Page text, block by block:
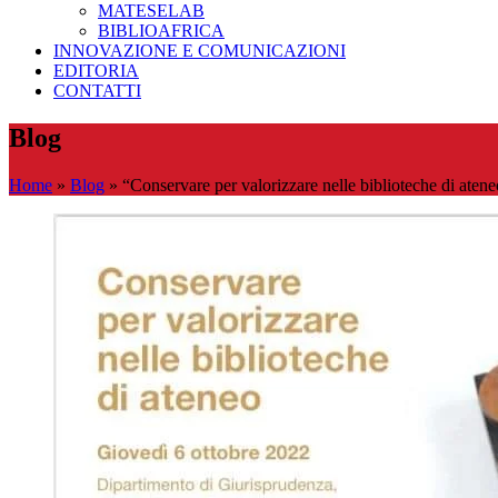
MATESELAB
BIBLIOAFRICA
INNOVAZIONE E COMUNICAZIONI
EDITORIA
CONTATTI
Blog
Home » Blog » “Conservare per valorizzare nelle biblioteche di